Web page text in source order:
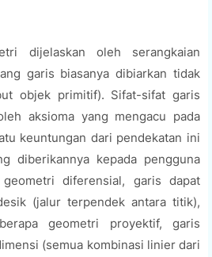
dijelaskan oleh serangkaian
garis biasanya dibiarkan tidak
objek primitif). Sifat-sifat garis
aksioma yang mengacu pada
keuntungan dari pendekatan ini
diberikannya kepada pengguna
diferensial, garis dapat
(jalur terpendek antara titik),
geometri proyektif, garis
(semua kombinasi linier dari